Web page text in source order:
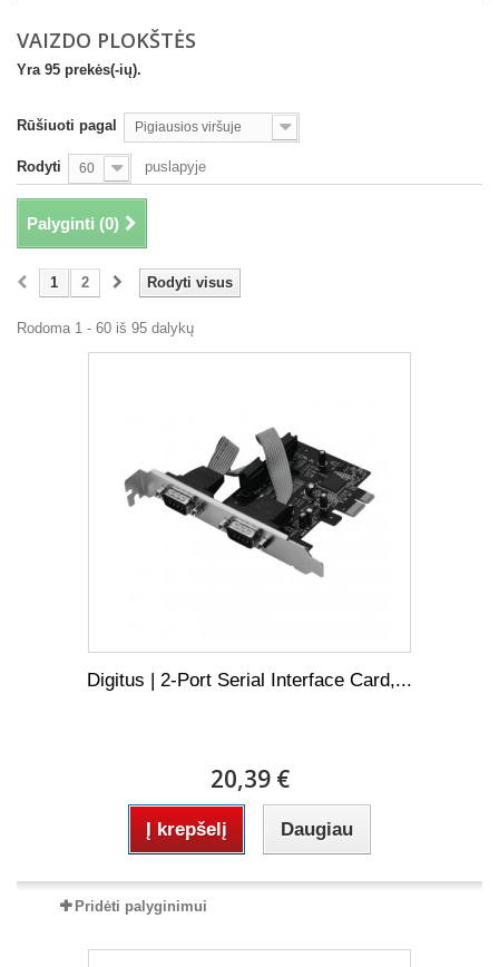
VAIZDO PLOKŠTĖS
Yra 95 prekės(-ių).
Rūšiuoti pagal Pigiausios viršuje
Rodyti 60 puslapyje
Palyginti (0)
Rodyti visus
1 2
Rodoma 1 - 60 iš 95 dalykų
Digitus | 2-Port Serial Interface Card,...
20,39 €
Į krepšelį Daugiau
Pridėti palyginimui